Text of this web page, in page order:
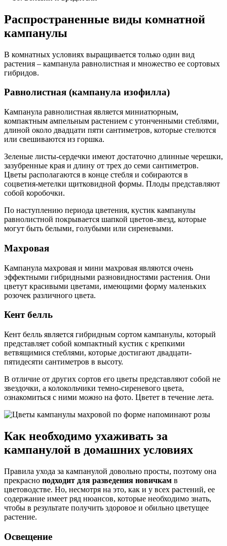
Распространенные виды комнатной
кампанулы
В комнатных условиях выращивается только один вид
растения – кампанула равнолистная и множество ее сортовых
гибридов.
Равнолистная (кампанула изофилла)
Кампанула равнолистная является миниатюрным,
компактным ампельным растением с утонченными стеблями,
длиной около двадцати пяти сантиметров, которые стелются
или свешиваются из горшка.
Зеленые листы-сердечки имеют достаточно длинные черешки,
зазубренные края и длину от трех до семи сантиметров.
Цветы располагаются в конце стебля и собираются в
соцветия-метелки щитковидной формы. Плоды представляют
собой коробочки.
По наступлению периода цветения, кустик кампанулы
равнолистной покрывается шапкой цветов-звезд, которые
могут быть белыми, голубыми или сиреневыми.
Махровая
Кампанула махровая и мини махровая являются очень
эффектными гибридными разновидностями растения. Они
цветут красивыми цветами, имеющими форму маленьких
розочек различного цвета.
Кент белль
Кент белль является гибридным сортом кампанулы, который
представляет собой компактный кустик с крепкими
ветвящимися стеблями, которые достигают двадцати-
пятидесяти сантиметров в высоту.
В отличие от других сортов его цветы представляют собой не
звездочки, а колокольчики темно-сиреневого цвета,
ознакомиться с ними можно на фото. Цветет в течение лета.
Как необходимо ухаживать за
кампанулой в домашних условиях
Правила ухода за кампанулой довольно просты, поэтому она
прекрасно подходит для разведения новичкам в
цветоводстве. Но, несмотря на это, как и у всех растений, ее
содержание имеет ряд нюансов, которые необходимо знать,
чтобы в результате получить здоровое и обильно цветущее
растение.
Освещение